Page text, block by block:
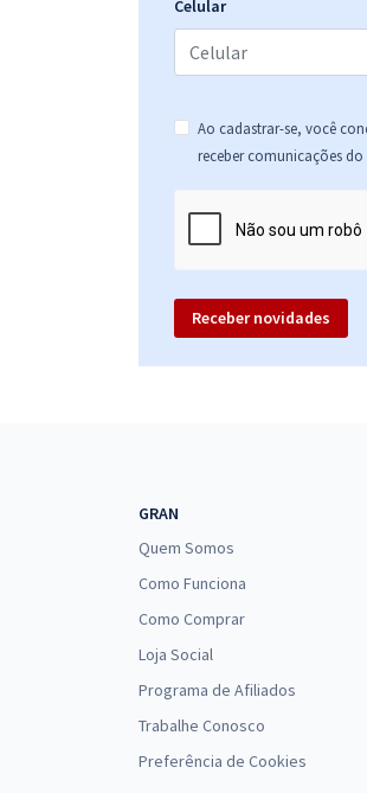
PC MG - Polícia Civil do
Médico-Legista (Módulo
Delegado de Polícia Substituto
Celular
Ao cadastrar-se, você
receber comunicações do
Receber novidades
GRAN
Quem Somos
Como Funciona
Como Comprar
Loja Social
Programa de Afiliados
Trabalhe Conosco
Preferência de Cookies